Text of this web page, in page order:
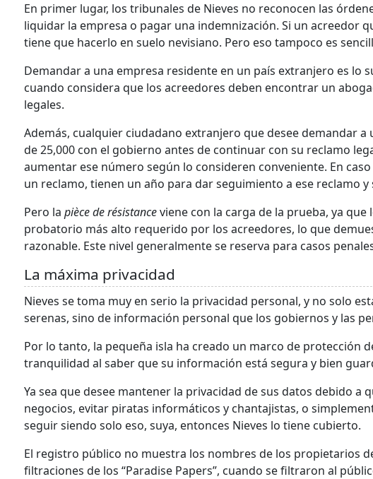
En primer lugar, los tribunales de Nieves no reconocen las
liquidar la empresa o pagar una indemnización. Si un acreedor
tiene que hacerlo en suelo nevisiano. Pero eso tampoco es
Demandar a una empresa residente en un país extranjero es lo
cuando considera que los acreedores deben encontrar un
legales.
Además, cualquier ciudadano extranjero que desee demandar a
de 25,000 con el gobierno antes de continuar con su reclamo
aumentar ese número según lo consideren conveniente. En
un reclamo, tienen un año para dar seguimiento a ese reclamo
Pero la pièce de résistanceviene con la carga de la prueba, ya
probatorio más alto requerido por los acreedores, lo que
razonable. Este nivel generalmente se reserva para casos
La máxima privacidad
Nieves se toma muy en serio la privacidad personal, y no solo
serenas, sino de información personal que los gobiernos y las
Por lo tanto, la pequeña isla ha creado un marco de protección
tranquilidad al saber que su información está segura y bien
Ya sea que desee mantener la privacidad de sus datos debido a
negocios, evitar piratas informáticos y chantajistas, o
seguir siendo solo eso, suya, entonces Nieves lo tiene cubierto.
El registro público no muestra los nombres de los propietarios
filtraciones de los “Paradise Papers”, cuando se filtraron al